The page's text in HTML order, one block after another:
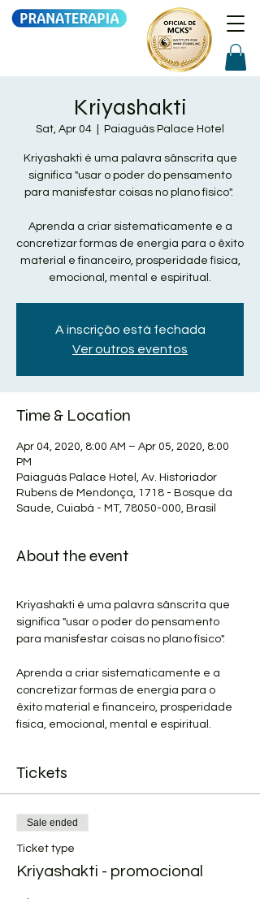
Kriyashakti
Sat, Apr 04 Paiaguás Palace Hotel
Kriyashakti é uma palavra sânscrita que
significa "usar o poder do pensamento
para manisfestar coisas no plano físico".
Aprenda a criar sistematicamente e a
concretizar formas de energia para o êxito
material e financeiro, prosperidade física,
emocional, mental e espiritual.
A inscrição está fechada
Ver outros eventos
Time & Location
Apr 04, 2020, 8:00 AM – Apr 05, 2020, 8:00
PM
Paiaguás Palace Hotel, Av. Historiador
Rubens de Mendonça, 1718 - Bosque da
Saude, Cuiabá - MT, 78050-000, Brasil
About the event
Kriyashakti é uma palavra sânscrita que
significa "usar o poder do pensamento
Aprenda a criar sistematicamente e a
concretizar formas de energia para o
êxito material e financeiro, prosperidade
física, emocional, mental e espiritual.
Tickets
Sale ended
Ticket type
Kriyashakti - promocional